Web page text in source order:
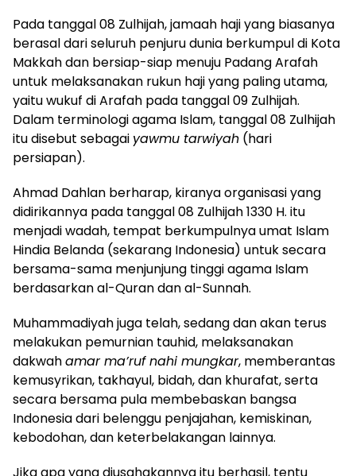
Pada tanggal 08 Zulhijah, jamaah haji yang biasanya
berasal dari seluruh penjuru dunia berkumpul di Kota
Makkah dan bersiap-siap menuju Padang Arafah
untuk melaksanakan rukun haji yang paling utama,
yaitu wukuf di Arafah pada tanggal 09 Zulhijah.
Dalam terminologi agama Islam, tanggal 08 Zulhijah
itu disebut sebagai yawmu tarwiyah (hari
persiapan).
Ahmad Dahlan berharap, kiranya organisasi yang
didirikannya pada tanggal 08 Zulhijah 1330 H. itu
menjadi wadah, tempat berkumpulnya umat Islam
Hindia Belanda (sekarang Indonesia) untuk secara
bersama-sama menjunjung tinggi agama Islam
berdasarkan al-Quran dan al-Sunnah.
Muhammadiyah juga telah, sedang dan akan terus
melakukan pemurnian tauhid, melaksanakan
dakwahamar ma’ruf nahi mungkar, memberantas
kemusyrikan, takhayul, bidah, dan khurafat, serta
secara bersama pula membebaskan bangsa
Indonesia dari belenggu penjajahan, kemiskinan,
kebodohan, dan keterbelakangan lainnya.